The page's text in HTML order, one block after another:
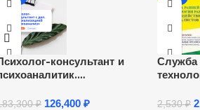
консультант и
₽ 126,400 ₽
Служба
(36 ч.)
2,530₽